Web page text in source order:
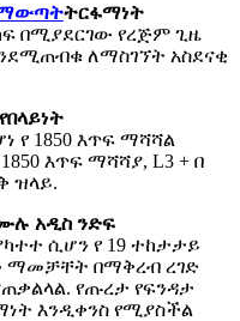
ትርፋማነት
በሚያደርገው የረጅም ጊዜ
ለማስገኘት አስደናቂ
የ 1850 እጥፍ ማሻሻል
እጥፍ ማሻሻያ, L3 + በ
ዝላይ.
አዲስ ንድፍ
ሲሆን የ 19 ተከታታይ
ማመቻቸት በማቅረብ ረገድ
የጡረታ የፍንዳታ
እንዲቀንስ የሚያስችል